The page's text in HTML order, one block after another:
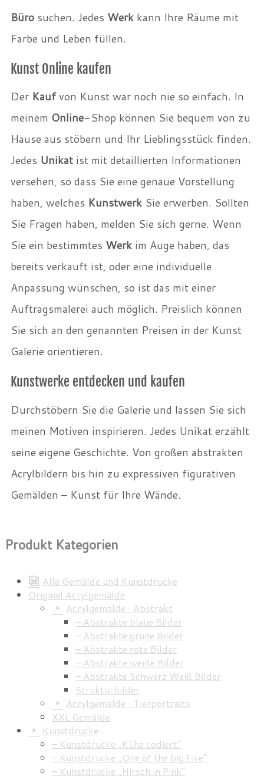
Büro suchen. Jedes Werk kann Ihre Räume mit
Farbe und Leben füllen.
Kunst Online kaufen
Der Kaufvon Kunst war noch nie so einfach. In
meinem Online-Shop können Sie bequem von zu
Hause aus stöbern und Ihr Lieblingsstück finden.
Jedes Unikat ist mit detaillierten Informationen
versehen, so dass Sie eine genaue Vorstellung
haben, welches Kunstwerk Sie erwerben. Sollten
Sie Fragen haben, melden Sie sich gerne. Wenn
Sie ein bestimmtes Werk im Auge haben, das
bereits verkauft ist, oder eine individuelle
Anpassung wünschen, so ist das mit einer
Auftragsmalerei auch möglich. Preislich können
Sie sich an den genannten Preisen in der Kunst
Galerie orientieren.
Kunstwerke entdecken und kaufen
Durchstöbern Sie die Galerie und lassen Sie sich
meinen Motiven inspirieren. Jedes Unikat erzählt
seine eigene Geschichte. Von großen abstrakten
Acrylbildern bis hin zu expressiven figurativen
Gemälden – Kunst für Ihre Wände.
Produkt Kategorien
Alle Gemälde und Kunstdrucke
Original Acrylgemälde
Acrylgemälde · Abstrakt
– Abstrakte blaue Bilder
– Abstrakte grüne Bilder
– Abstrakte rote Bilder
– Abstrakte weiße Bilder
– Abstrakte Schwarz Weiß Bilder
Strukturbilder
Acrylgemälde · Tierportraits
XXL Gemälde
Kunstdrucke
– Kunstdrucke „Kühe codiert”
– Kunstdrucke „One of the big Five”
– Kunstdrucke „Hirsch in Pink”